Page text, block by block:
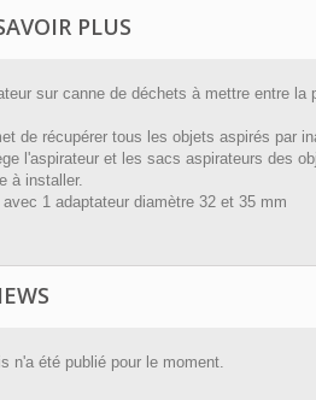
PLUS
sur canne de déchets à mettre entre
de récupérer tous les objets aspirés par
l'aspirateur et les sacs aspirateurs des
à installer.
1 adaptateur diamètre 32 et 35 mm
n'a été publié pour le moment.